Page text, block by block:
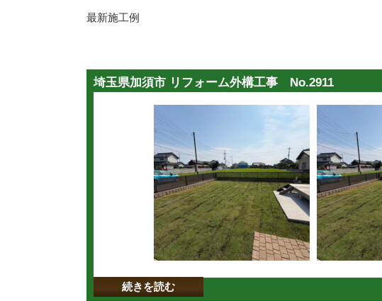
最新施工例
埼玉県加須市 リフォーム外構工事 No.2911
続きを読む